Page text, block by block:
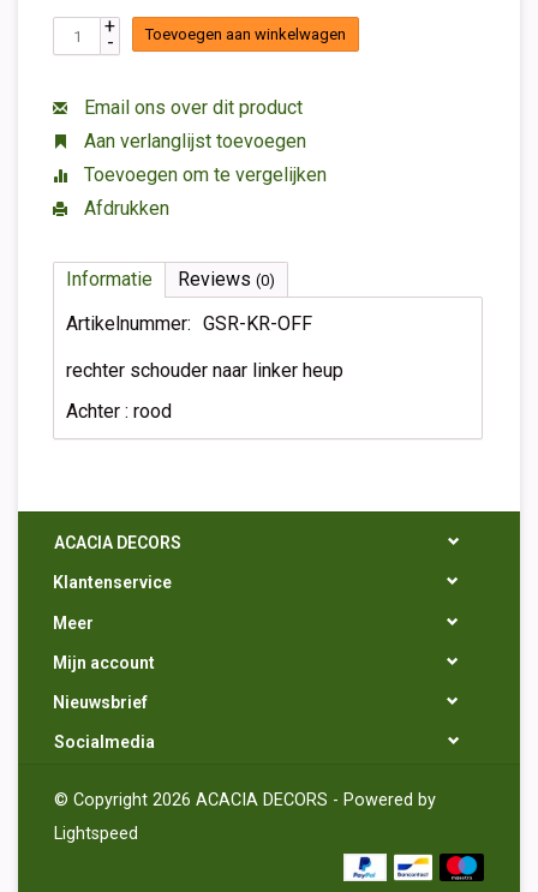
+
- Toevoegen aan winkelwagen
Email ons over dit product
Aan verlanglijst toevoegen
Toevoegen om te vergelijken
Afdrukken
Informatie Reviews (0)
Artikelnummer: GSR-KR-OFF
rechter schouder naar linker heup
Achter : rood
ACACIA DECORS
Klantenservice
Meer
Mijn account
Nieuwsbrief
Socialmedia
© Copyright 2026 ACACIA DECORS - Powered by
Lightspeed